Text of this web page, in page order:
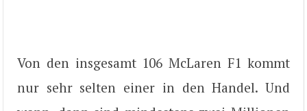
Von den insgesamt 106 McLaren F1 kommt
nur sehr selten einer in den Handel. Und